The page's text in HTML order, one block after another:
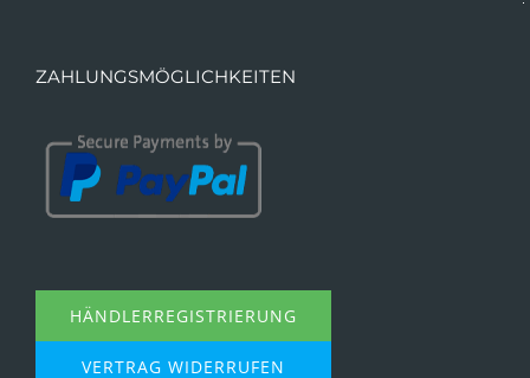
ZAHLUNGSMÖGLICHKEITEN
HÄNDLERREGISTRIERUNG
VERTRAG WIDERRUFEN